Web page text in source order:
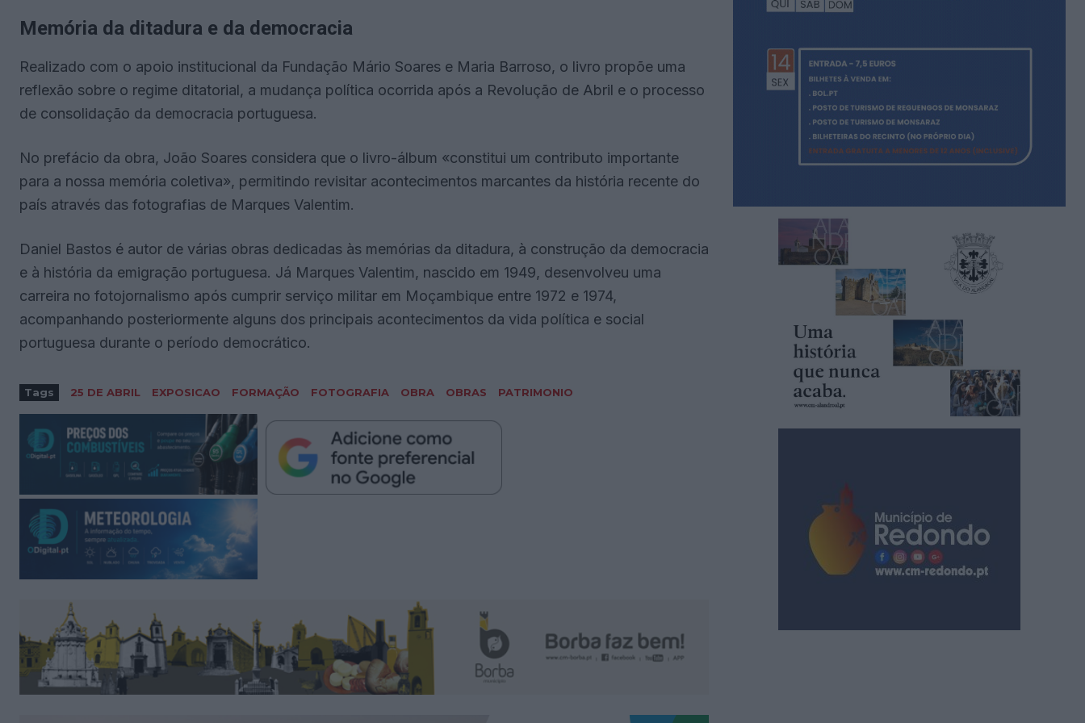
Memória da ditadura e da democracia
Realizado com o apoio institucional da Fundação Mário Soares e Maria Barroso, o livro propõe uma
reflexão sobre o regime ditatorial, a mudança política ocorrida após a Revolução de Abril e o processo
de consolidação da democracia portuguesa.
No prefácio da obra, João Soares considera que o livro-álbum «constitui um contributo importante
para a nossa memória coletiva», permitindo revisitar acontecimentos marcantes da história recente do
país através das fotografias de Marques Valentim.
Daniel Bastos é autor de várias obras dedicadas às memórias da ditadura, à construção da democracia
e à história da emigração portuguesa. Já Marques Valentim, nascido em 1949, desenvolveu uma
carreira no fotojornalismo após cumprir serviço militar em Moçambique entre 1972 e 1974,
acompanhando posteriormente alguns dos principais acontecimentos da vida política e social
portuguesa durante o período democrático.
Tags 25 DE ABRIL EXPOSICAO FORMAÇÃO FOTOGRAFIA OBRA OBRAS PATRIMONIO